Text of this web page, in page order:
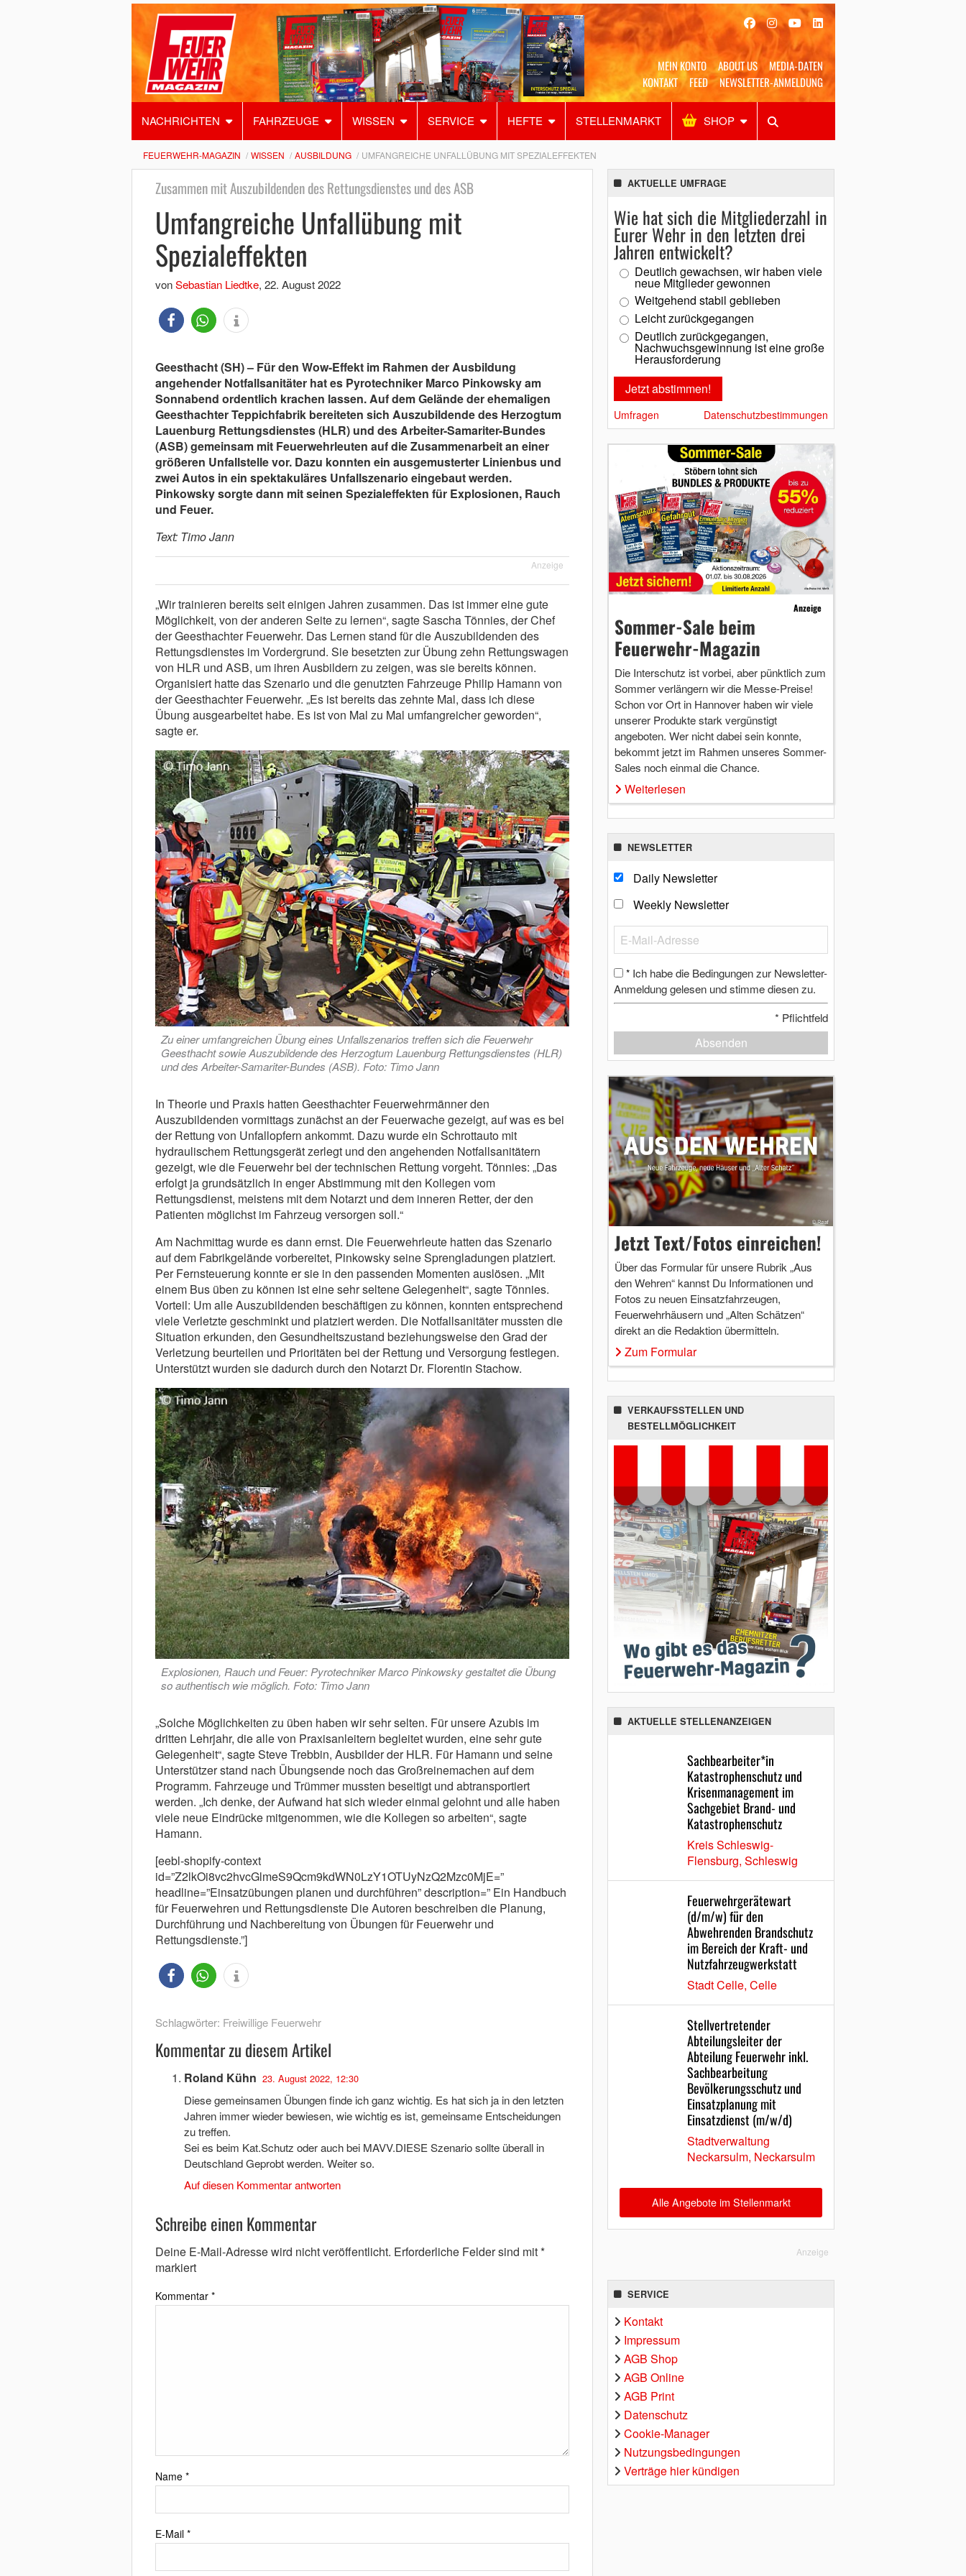
MEIN KONTO ABOUT US
MEDIA-DATEN
KONTAKT
FEED NEWSLETTER-ANMELDUNG
NACHRICHTEN FAHRZEUGE WISSEN SERVICE HEFTE STELLENMARKT SHOP
Alles Shop SUCHEN
FEUERWEHR-MAGAZIN WISSEN AUSBILDUNG UMFANGREICHE UNFALLÜBUNG MIT SPEZIALEFFEKTEN
Zusammen mit Auszubildenden des Rettungsdienstes und des ASB
Umfangreiche Unfallübung mit
Spezialeffekten
vonSebastian Liedtke, 22. August 2022
Geesthacht (SH) – Für den Wow-Effekt im Rahmen der Ausbildung
angehender Notfallsanitäter hat es Pyrotechniker Marco Pinkowsky am
Sonnabend ordentlich krachen lassen. Auf dem Gelände der ehemaligen
Geesthachter Teppichfabrik bereiteten sich Auszubildende des Herzogtum
Lauenburg Rettungsdienstes (HLR) und des Arbeiter-Samariter-Bundes
(ASB) gemeinsam mit Feuerwehrleuten auf die Zusammenarbeit an einer
größeren Unfallstelle vor. Dazu konnten ein ausgemusterter Linienbus und
zwei Autos in ein spektakuläres Unfallszenario eingebaut werden.
Pinkowsky sorgte dann mit seinen Spezialeffekten für Explosionen, Rauch
und Feuer.
Text: Timo Jann
Anzeige
„Wir trainieren bereits seit einigen Jahren zusammen. Das ist immer eine gute
Möglichkeit, von der anderen Seite zu lernen“, sagte Sascha Tönnies, der Chef
der Geesthachter Feuerwehr. Das Lernen stand für die Auszubildenden des
Rettungsdienstes im Vordergrund. Sie besetzten zur Übung zehn Rettungswagen
von HLR und ASB, um ihren Ausbildern zu zeigen, was sie bereits können.
Organisiert hatte das Szenario und die genutzten Fahrzeuge Philip Hamann von
der Geesthachter Feuerwehr. „Es ist bereits das zehnte Mal, dass ich diese
Übung ausgearbeitet habe. Es ist von Mal zu Mal umfangreicher geworden“,
sagte er.
Zu einer umfangreichen Übung eines Unfallszenarios treffen sich die Feuerwehr
Geesthacht sowie Auszubildende des Herzogtum Lauenburg Rettungsdienstes (HLR)
und des Arbeiter-Samariter-Bundes (ASB). Foto: Timo Jann
In Theorie und Praxis hatten Geesthachter Feuerwehrmänner den
Auszubildenden vormittags zunächst an der Feuerwache gezeigt, auf was es bei
der Rettung von Unfallopfern ankommt. Dazu wurde ein Schrottauto mit
hydraulischem Rettungsgerät zerlegt und den angehenden Notfallsanitätern
gezeigt, wie die Feuerwehr bei der technischen Rettung vorgeht. Tönnies: „Das
erfolgt ja grundsätzlich in enger Abstimmung mit den Kollegen vom
Rettungsdienst, meistens mit dem Notarzt und dem inneren Retter, der den
Patienten möglichst im Fahrzeug versorgen soll.“
Am Nachmittag wurde es dann ernst. Die Feuerwehrleute hatten das Szenario
auf dem Fabrikgelände vorbereitet, Pinkowsky seine Sprengladungen platziert.
Per Fernsteuerung konnte er sie in den passenden Momenten auslösen. „Mit
einem Bus üben zu können ist eine sehr seltene Gelegenheit“, sagte Tönnies.
Vorteil: Um alle Auszubildenden beschäftigen zu können, konnten entsprechend
viele Verletzte geschminkt und platziert werden. Die Notfallsanitäter mussten die
Situation erkunden, den Gesundheitszustand beziehungsweise den Grad der
Verletzung beurteilen und Prioritäten bei der Rettung und Versorgung festlegen.
Unterstützt wurden sie dadurch durch den Notarzt Dr. Florentin Stachow.
Explosionen, Rauch und Feuer: Pyrotechniker Marco Pinkowsky gestaltet die Übung
so authentisch wie möglich. Foto: Timo Jann
„Solche Möglichkeiten zu üben haben wir sehr selten. Für unsere Azubis im
dritten Lehrjahr, die alle von Praxisanleitern begleitet wurden, eine sehr gute
Gelegenheit“, sagte Steve Trebbin, Ausbilder der HLR. Für Hamann und seine
Unterstützer stand nach Übungsende noch das Großreinemachen auf dem
Programm. Fahrzeuge und Trümmer mussten beseitigt und abtransportiert
werden. „Ich denke, der Aufwand hat sich wieder einmal gelohnt und alle haben
viele neue Eindrücke mitgenommen, wie die Kollegen so arbeiten“, sagte
Hamann.
[eebl-shopify-context
id=”Z2lkOi8vc2hvcGlmeS9Qcm9kdWN0LzY1OTUyNzQ2Mzc0MjE=”
headline=”Einsatzübungen planen und durchführen” description=” Ein Handbuch
für Feuerwehren und Rettungsdienste Die Autoren beschreiben die Planung,
Durchführung und Nachbereitung von Übungen für Feuerwehr und
Rettungsdienste.”]
Schlagwörter: Freiwillige Feuerwehr
Kommentar zu diesem Artikel
Roland Kühn 23. August 2022, 12:30
Diese gemeinsamen Übungen finde ich ganz wichtig. Es hat sich ja in den letzten
Jahren immer wieder bewiesen, wie wichtig es ist, gemeinsame Entscheidungen
zu treffen.
Sei es beim Kat.Schutz oder auch bei MAVV.DIESE Szenario sollte überall in
Deutschland Geprobt werden. Weiter so.
Auf diesen Kommentar antworten
Schreibe einen Kommentar
Deine E-Mail-Adresse wird nicht veröffentlicht. Erforderliche Felder sind mit*
markiert
Kommentar *
Name *
E-Mail *
AKTUELLE UMFRAGE
Wie hat sich die Mitgliederzahl in
Eurer Wehr in den letzten drei
Jahren entwickelt?
Deutlich gewachsen, wir haben viele
neue Mitglieder gewonnen
Weitgehend stabil geblieben
Leicht zurückgegangen
Deutlich zurückgegangen,
Nachwuchsgewinnung ist eine große
Herausforderung
Umfragen Datenschutzbestimmungen
Anzeige
Sommer-Sale beim
Feuerwehr-Magazin
Die Interschutz ist vorbei, aber pünktlich zum
Sommer verlängern wir die Messe-Preise!
Schon vor Ort in Hannover haben wir viele
unserer Produkte stark vergünstigt
angeboten. Wer nicht dabei sein konnte,
bekommt jetzt im Rahmen unseres Sommer-
Sales noch einmal die Chance.
Weiterlesen
NEWSLETTER
Daily Newsletter
Weekly Newsletter
* Ich habe die Bedingungen zur Newsletter-
Anmeldung gelesen und stimme diesen zu.
* Pflichtfeld
Absenden
Jetzt Text/Fotos einreichen!
Über das Formular für unsere Rubrik „Aus
den Wehren“ kannst Du Informationen und
Fotos zu neuen Einsatzfahrzeugen,
Feuerwehrhäusern und „Alten Schätzen“
direkt an die Redaktion übermitteln.
Zum Formular
VERKAUFSSTELLEN UND
BESTELLMÖGLICHKEIT
AKTUELLE STELLENANZEIGEN
Sachbearbeiter*in
Katastrophenschutz und
Krisenmanagement im
Sachgebiet Brand- und
Katastrophenschutz
Kreis Schleswig-
Flensburg, Schleswig
Feuerwehrgerätewart
(d/m/w) für den
Abwehrenden Brandschutz
im Bereich der Kraft- und
Nutzfahrzeugwerkstatt
Stadt Celle, Celle
Stellvertretender
Abteilungsleiter der
Abteilung Feuerwehr inkl.
Sachbearbeitung
Bevölkerungsschutz und
Einsatzplanung mit
Einsatzdienst (m/w/d)
Stadtverwaltung
Neckarsulm, Neckarsulm
Alle Angebote im Stellenmarkt
Anzeige
SERVICE
Kontakt
Impressum
AGB Shop
AGB Online
AGB Print
Datenschutz
Cookie-Manager
Nutzungsbedingungen
Verträge hier kündigen